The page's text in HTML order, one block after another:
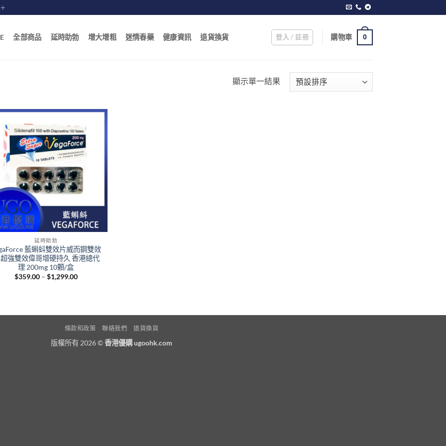
全部商品 延時助勃 增大增粗 迷情春藥 健康資訊 退貨換貨 登入 / 註冊 購物車 0
顯示單一結果
延時助勃
藍蝌蚪雙效片威而鋼雙效
強雙效偉哥增硬持久 香港總代
理 200mg 10顆/盒
$359.00 – $1,299.00Price
條款和政策 聯絡我們 退貨換貨
版權所有 2026 ©香港優購 ugoohk.com